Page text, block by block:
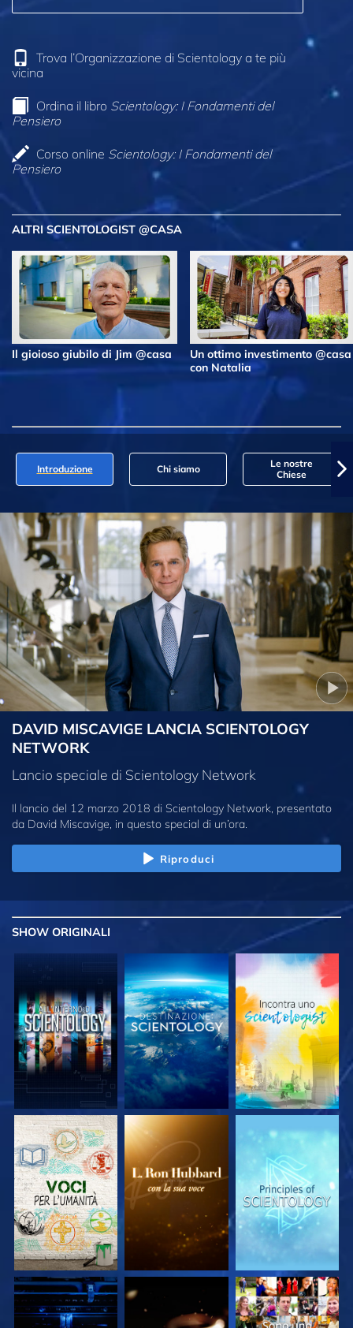
Trova l’Organizzazione di Scientology a te più
vicina
Ordina il libro Scientology: I Fondamenti del
Pensiero
Corso online Scientology: I Fondamenti del
Pensiero
ALTRI SCIENTOLOGIST @CASA
Il gioioso giubilo di Jim @casa
Un ottimo investimento @casa
con Natalia
Introduzione Chi siamo
Le nostre
Chiese
DAVID MISCAVIGE LANCIA SCIENTOLOGY
NETWORK
Lancio speciale di Scientology Network
Il lancio del 12 marzo 2018 di Scientology Network, presentato
da David Miscavige, in questo special di un’ora.
Riproduci
SHOW ORIGINALI
ESPLORA LE
SERIE
ESPLORA LE
SERIE
ESPLORA LE
SERIE